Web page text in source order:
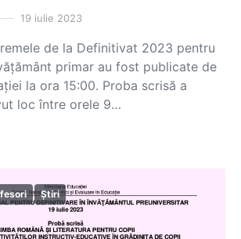
19 iulie 2023
de la Definitivat 2023 pentru
primar au fost publicate de
la ora 15:00. Proba scrisă a
loc între orele 9…
Știri